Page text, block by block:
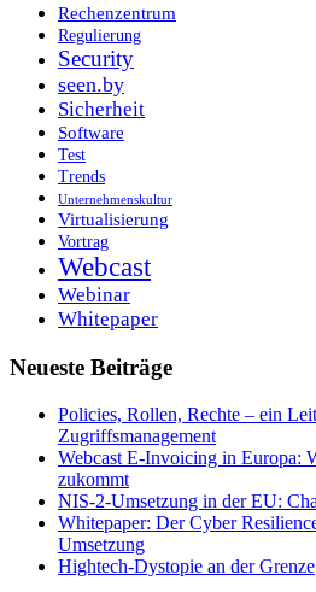
Rechenzentrum
Regulierung
Security
seen.by
Sicherheit
Software
Test
Trends
Unternehmenskultur
Virtualisierung
Vortrag
Webcast
Webinar
Whitepaper
Neueste Beiträge
Policies, Rollen, Rechte – ein
Zugriffsmanagement
Webcast E-Invoicing in Europa:
zukommt
NIS-2-Umsetzung in der EU:
Whitepaper: Der Cyber
Umsetzung
Hightech-Dystopie an der Grenze